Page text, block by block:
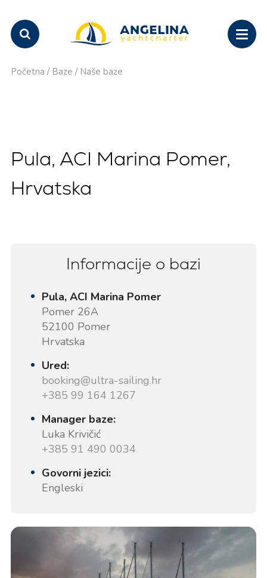
Početna / Baze / Naše baze
Pula, ACI Marina Pomer,
Hrvatska
Informacije o bazi
Pula, ACI Marina Pomer
Pomer 26A
52100 Pomer
Hrvatska
Ured:
booking@ultra-sailing.hr
+385 99 164 1267
Manager baze:
Luka Krivičić
+385 91 490 0034
Govorni jezici:
Engleski